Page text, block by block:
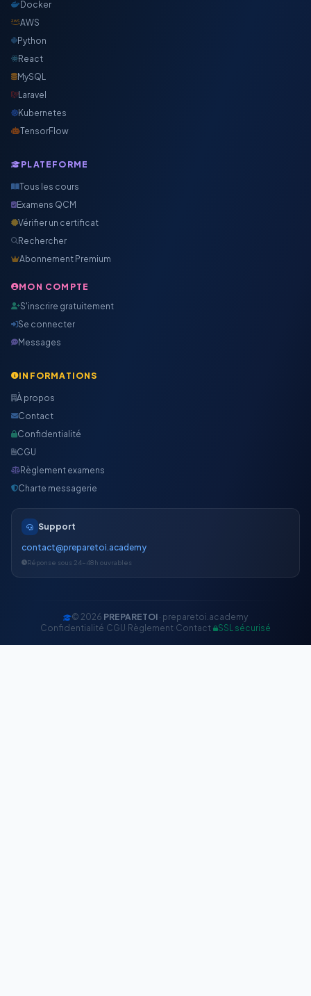
Docker
AWS
Python
React
MySQL
Laravel
Kubernetes
TensorFlow
PLATEFORME
Tous les cours
Examens QCM
Vérifier un certificat
Rechercher
Abonnement Premium
MON COMPTE
S'inscrire gratuitement
Se connecter
Messages
INFORMATIONS
À propos
Contact
Confidentialité
CGU
Règlement examens
Charte messagerie
Support
contact@preparetoi.academy
Réponse sous 24-48h ouvrables
© 2026 PREPARETOI · preparetoi.academy
Confidentialité CGU Règlement Contact SSL sécurisé